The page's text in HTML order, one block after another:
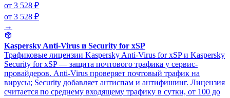
от 3 528 ₽
от 3 528 ₽
→
Kaspersky Anti-Virus и Security for xSP
Трафиковые лицензии Kaspersky Anti-Virus for xSP и Kaspersky
Security for xSP — защита почтового трафика у сервис-
провайдеров. Anti-Virus проверяет почтовый трафик на
вирусы; Security добавляет антиспам и антифишинг. Лицензия
считается по среднему входящему трафику в сутки, от 100 до